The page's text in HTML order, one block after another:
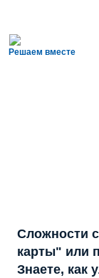
Решаем вместе
Сложности
карты" или
Знаете, как